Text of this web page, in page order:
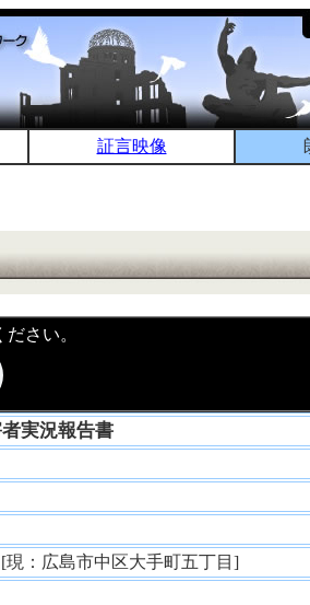
証言映像
さい。
者実況報告書
現：広島市中区大手町五丁目]